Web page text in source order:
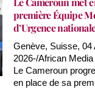
première Équipe
d’Urgence
Genève, Suisse, 04
2026-/African
Le Cameroun
en place de sa